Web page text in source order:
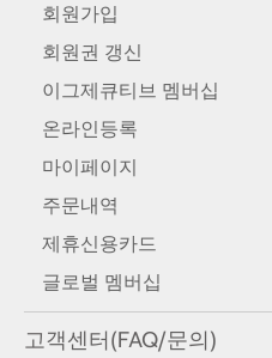
회원가입
회원권 갱신
이그제큐티브 멤버십
온라인등록
마이페이지
주문내역
제휴신용카드
글로벌 멤버십
고객센터(FAQ/문의)